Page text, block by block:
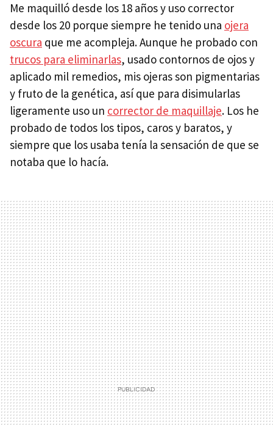
Me maquilló desde los 18 años y uso corrector
desde los 20 porque siempre he tenido una ojera
oscura que me acompleja. Aunque he probado con
trucos para eliminarlas, usado contornos de ojos y
aplicado mil remedios, mis ojeras son pigmentarias
y fruto de la genética, así que para disimularlas
ligeramente uso un corrector de maquillaje. Los he
probado de todos los tipos, caros y baratos, y
siempre que los usaba tenía la sensación de que se
notaba que lo hacía.